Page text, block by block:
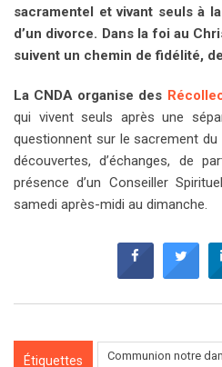
sacramentel et vivant seuls à
d’un divorce. Dans la foi au
suivent un chemin de fidélité,
La CNDA organise des
qui vivent seuls après une
questionnent sur le sacrement du
découvertes, d’échanges, de
présence d’un Conseiller
samedi après-midi au dimanche.
Étiquettes
Communion notre